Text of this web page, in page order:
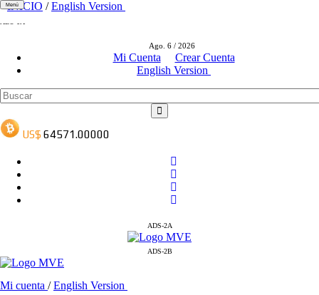
Ago. 6 / 2026
Mi Cuenta
Crear Cuenta
English Version
ADS-2A
ADS-2B
Menú
INICIO /English Version
Mi cuenta /English Version